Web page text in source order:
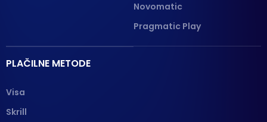
Novomatic
Pragmatic Play
PLAČILNE METODE
Visa
Skrill